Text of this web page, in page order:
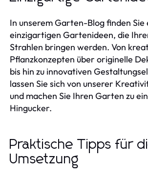
In unserem Garten-Blog finden Sie
einzigartigen Gartenideen, die
Strahlen bringen werden. Von
Pflanzkonzepten über originelle
bis hin zu innovativen
lassen Sie sich von unserer
und machen Sie Ihren Garten zu
Hingucker.
Praktische Tipps für
Umsetzung